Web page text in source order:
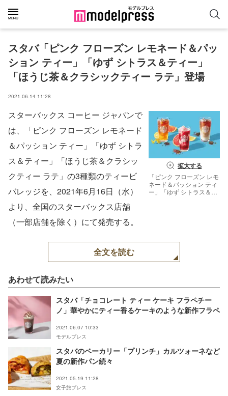
スタバ「ピンク フローズン レモネード＆パッ
ション ティー」「ゆず シトラス＆ティー」
「ほうじ茶＆クラシックティー ラテ」登場
2021.06.14 11:28
拡大する
「ピンク フローズン レモ
ネード＆パッション ティ
ー」「ゆず シトラス＆テ
スターバックス コーヒー ジャパンで
は、「ピンク フローズン レモネード
＆パッション ティー」「ゆず シトラ
ス＆ティー」「ほうじ茶＆クラシッ
クティー ラテ」の3種類のティービ
バレッジを、2021年6月16日（水）
より、全国のスターバックス店舗
（一部店舗を除く）にて発売する。
全文を読む
あわせて読みたい
スタバ「チョコレート ティー ケーキ フラペチー
ノ」華やかにティー香るケーキのような新作フラペ
2021.06.07 10:33
モデルプレス
スタバのベーカリー「プリンチ」カルツォーネなど
夏の新作パン続々
2021.05.19 11:28
女子旅プレス